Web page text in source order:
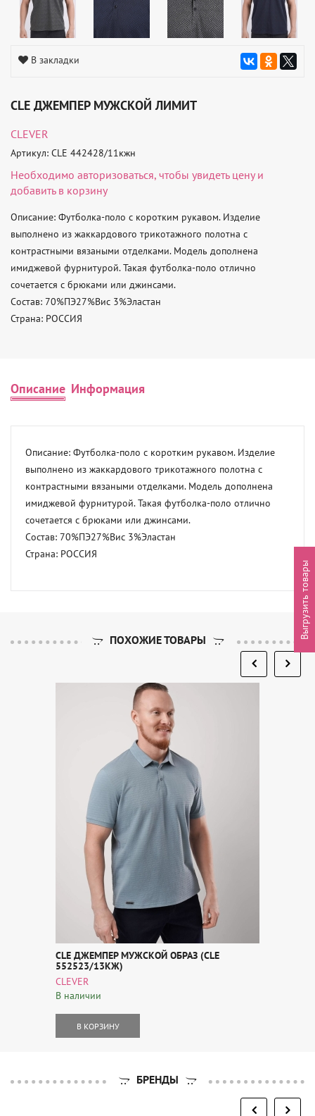
В закладки
CLE ДЖЕМПЕР МУЖСКОЙ ЛИМИТ
CLEVER
Артикул: CLE 442428/11кжн
Необходимо авторизоваться, чтобы увидеть цену и
добавить в корзину
Описание: Футболка-поло с коротким рукавом. Изделие
выполнено из жаккардового трикотажного полотна с
контрастными вязаными отделками. Модель дополнена
имиджевой фурнитурой. Такая футболка-поло отлично
сочетается с брюками или джинсами.
Состав: 70%ПЭ27%Вис 3%Эластан
Страна: РОССИЯ
Описание Информация
Описание: Футболка-поло с коротким рукавом. Изделие
выполнено из жаккардового трикотажного полотна с
контрастными вязаными отделками. Модель дополнена
имиджевой фурнитурой. Такая футболка-поло отлично
сочетается с брюками или джинсами.
Состав: 70%ПЭ27%Вис 3%Эластан
Страна: РОССИЯ
ПОХОЖИЕ ТОВАРЫ
CLE ДЖЕМПЕР МУЖСКОЙ ОБРАЗ (CLE
552523/13КЖ)
CLEVER
В наличии
В КОРЗИНУ
БРЕНДЫ
Выгрузить товары